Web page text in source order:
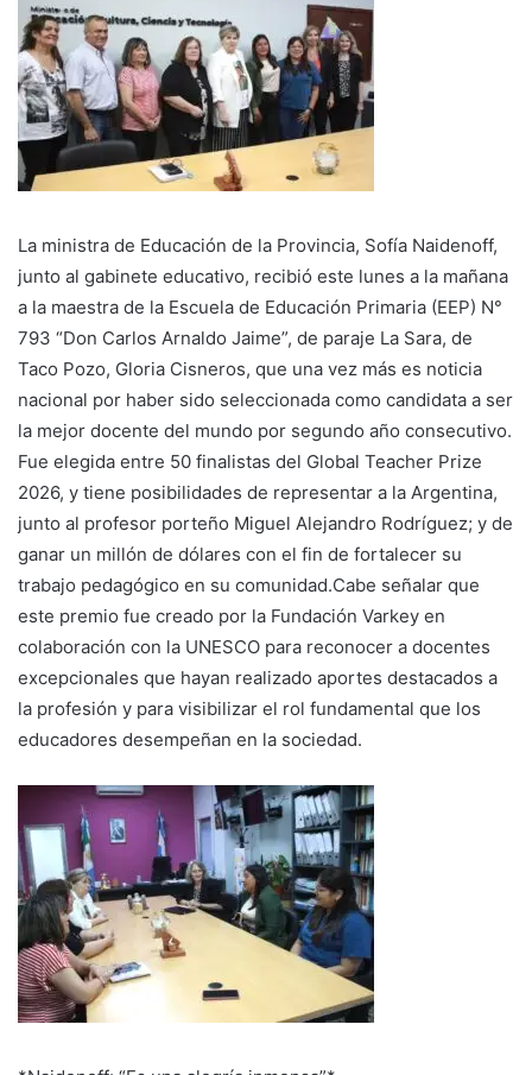
La ministra de Educación de la Provincia, Sofía Naidenoff,
junto al gabinete educativo, recibió este lunes a la mañana
a la maestra de la Escuela de Educación Primaria (EEP) N°
793 “Don Carlos Arnaldo Jaime”, de paraje La Sara, de
Taco Pozo, Gloria Cisneros, que una vez más es noticia
nacional por haber sido seleccionada como candidata a ser
la mejor docente del mundo por segundo año consecutivo.
Fue elegida entre 50 finalistas del Global Teacher Prize
2026, y tiene posibilidades de representar a la Argentina,
junto al profesor porteño Miguel Alejandro Rodríguez; y de
ganar un millón de dólares con el fin de fortalecer su
trabajo pedagógico en su comunidad.Cabe señalar que
este premio fue creado por la Fundación Varkey en
colaboración con la UNESCO para reconocer a docentes
excepcionales que hayan realizado aportes destacados a
la profesión y para visibilizar el rol fundamental que los
educadores desempeñan en la sociedad.